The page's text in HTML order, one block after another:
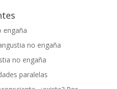
engaña
no engaña
no engaña
paralelas